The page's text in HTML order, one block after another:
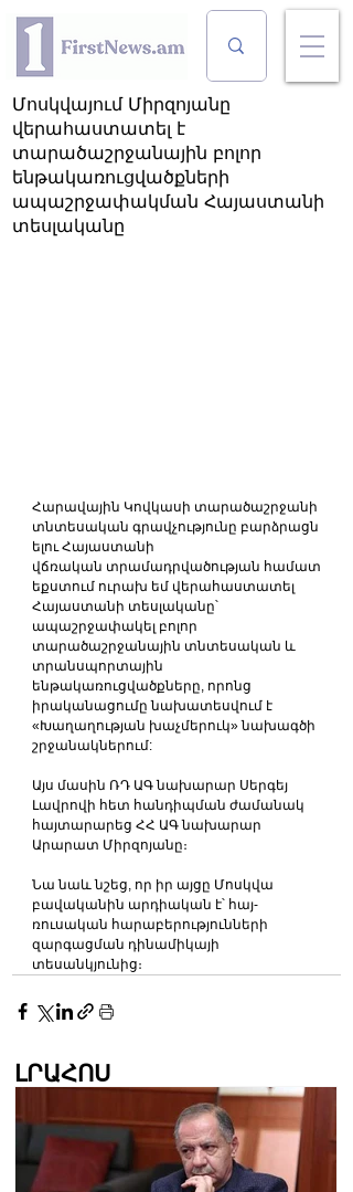
Մոսկվայում Միրզոյանը
վերահաստատել է
տարածաշրջանային բոլոր
ենթակառուցվածքների
ապաշրջափակման Հայաստանի
տեսլականը
Հարավային Կովկասի տարածաշրջանի
տնտեսական գրավչությունը բարձրացն
ելու Հայաստանի
վճռական տրամադրվածության համատ
եքստում ուրախ եմ վերահաստատել
Հայաստանի տեսլականը՝
ապաշրջափակել բոլոր
տարածաշրջանային տնտեսական և
տրանսպորտային
ենթակառուցվածքները, որոնց
իրականացումը նախատեսվում է
«Խաղաղության խաչմերուկ» նախագծի
շրջանակներում:
Այս մասին ՌԴ ԱԳ նախարար Սերգեյ
Լավրովի հետ հանդիպման ժամանակ
հայտարարեց ՀՀ ԱԳ նախարար
Արարատ Միրզոյանը։
Նա նաև նշեց, որ իր այցը Մոսկվա
բավականին արդիական է՝ հայ-
ռուսական հարաբերությունների
զարգացման դինամիկայի
տեսանկյունից։
ԼՐԱՀՈՍ